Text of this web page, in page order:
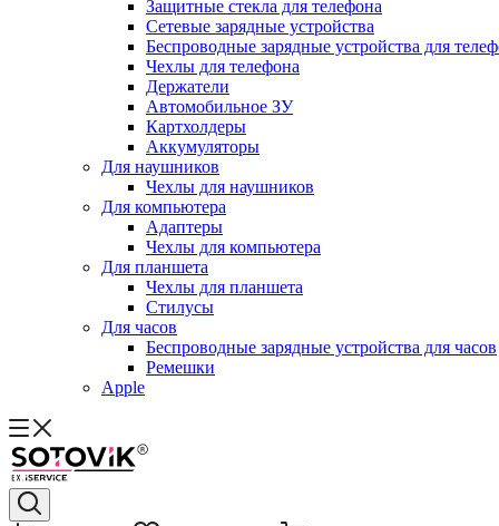
Защитные стекла для телефона
Сетевые зарядные устройства
Беспроводные зарядные устройства для
Чехлы для телефона
Держатели
Автомобильное ЗУ
Картхолдеры
Аккумуляторы
Для наушников
Чехлы для наушников
Для компьютера
Адаптеры
Чехлы для компьютера
Для планшета
Чехлы для планшета
Стилусы
Для часов
Беспроводные зарядные устройства для часов
Ремешки
Apple